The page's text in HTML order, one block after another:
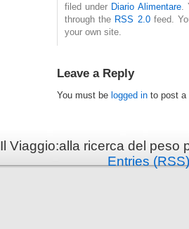
filed under Diario Alimentare.
through the RSS 2.0feed.
your own site.
Leave a Reply
You must be logged in to post a
Il Viaggio:alla ricerca del
Entries (RSS)